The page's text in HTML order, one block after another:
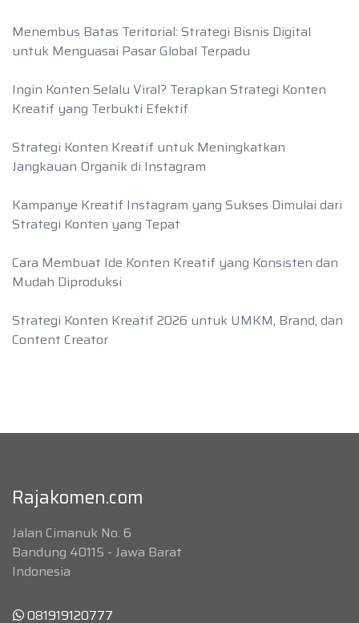
Menembus Batas Teritorial: Strategi Bisnis Digital
untuk Menguasai Pasar Global Terpadu
Ingin Konten Selalu Viral? Terapkan Strategi Konten
Kreatif yang Terbukti Efektif
Strategi Konten Kreatif untuk Meningkatkan
Jangkauan Organik di Instagram
Kampanye Kreatif Instagram yang Sukses Dimulai dari
Strategi Konten yang Tepat
Cara Membuat Ide Konten Kreatif yang Konsisten dan
Mudah Diproduksi
Strategi Konten Kreatif 2026 untuk UMKM, Brand, dan
Content Creator
Rajakomen.com
Jalan Cimanuk No. 6
Bandung 40115 - Jawa Barat
Indonesia
081919120777